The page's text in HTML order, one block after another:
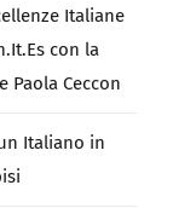
Italiane
con la
Italiano in